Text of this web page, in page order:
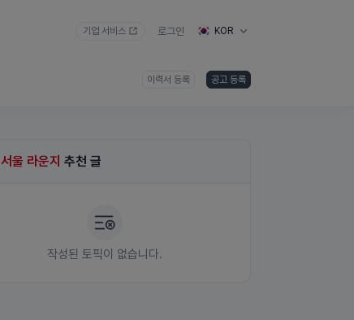
기업 서비스 로그인 KOR
이력서 등록 공고 등록
서울 라운지 추천 글
작성된 토픽이 없습니다.